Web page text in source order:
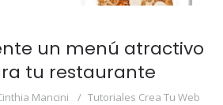
un menú atractivo
tu restaurante
Mancini Tutoriales Crea Tu Web